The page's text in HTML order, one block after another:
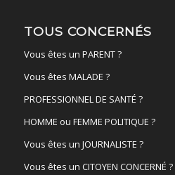
TOUS CONCERNÉS
Vous êtes un PARENT ?
Vous êtes MALADE ?
PROFESSIONNEL DE SANTÉ ?
HOMME ou FEMME POLITIQUE ?
Vous êtes un JOURNALISTE ?
Vous êtes un CITOYEN CONCERNÉ ?